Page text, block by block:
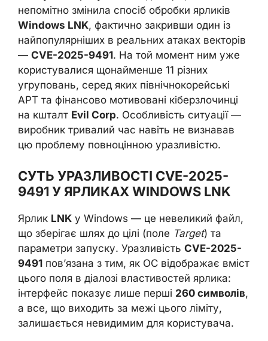
непомітно змінила спосіб обробки ярликів
Windows LNK, фактично закривши один із
найпопулярніших в реальних атаках векторів
— CVE-2025-9491. На той момент ним уже
користувалися щонайменше 11 різних
угруповань, серед яких північнокорейські
APT та фінансово мотивовані кіберзлочинці
на кшталт Evil Corp. Особливість ситуації —
виробник тривалий час навіть не визнавав
цю проблему повноцінною уразливістю.
СУТЬ УРАЗЛИВОСТІ CVE-2025-
9491 У ЯРЛИКАХ WINDOWS LNK
Ярлик LNK у Windows — це невеликий файл,
що зберігає шлях до цілі (поле Target) та
параметри запуску. Уразливість CVE-2025-
9491 пов’язана з тим, як ОС відображає вміст
цього поля в діалозі властивостей ярлика:
інтерфейс показує лише перші 260 символів,
а все, що виходить за межі цього ліміту,
залишається невидимим для користувача.